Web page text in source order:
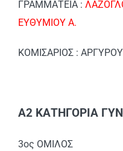
ΓΡΑΜΜΑΤΕΙΑ :
ΕΥΘΥΜΙΟΥ Α.
ΚΟΜΙΣΑΡΙΟΣ : ΑΡΓΥΡΟΥ
Α2 ΚΑΤΗΓΟΡΙΑ
3ος ΟΜΙΛΟΣ